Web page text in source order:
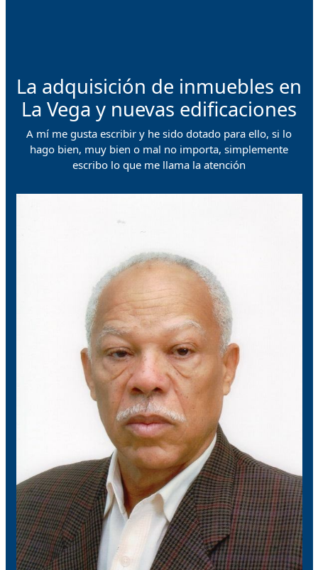
La adquisición de inmuebles en
La Vega y nuevas edificaciones
A mí me gusta escribir y he sido dotado para ello, si lo
hago bien, muy bien o mal no importa, simplemente
escribo lo que me llama la atención